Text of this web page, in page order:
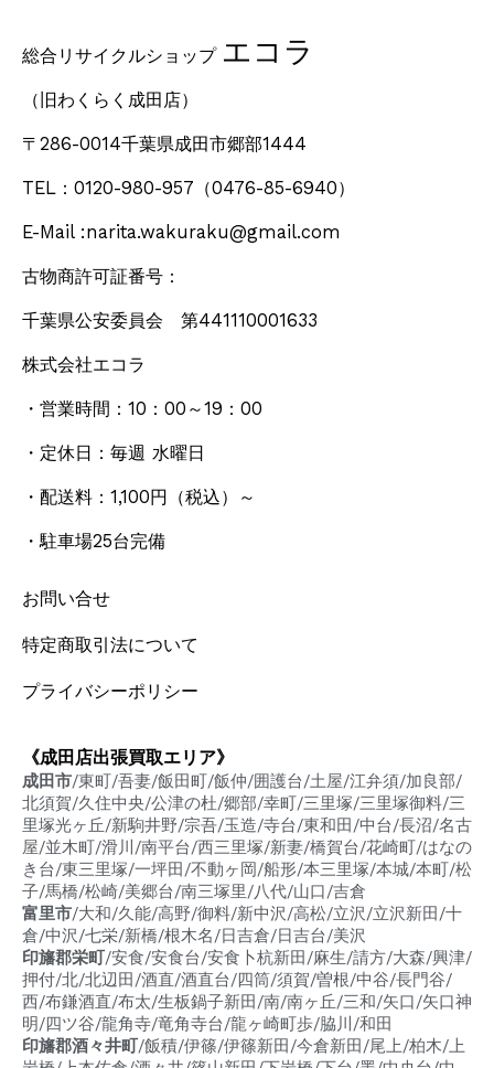
総合リサイクルショップ エコラ
（旧わくらく成田店）
〒286-0014千葉県成田市郷部1444
TEL：0120-980-957 （0476-85-6940）
E-Mail :narita.wakuraku@gmail.com
古物商許可証番号：
千葉県公安委員会 第441110001633
株式会社エコラ
・営業時間：10：00～19：00
・定休日：毎週 水曜日
・配送料：1,100円 （税込） ～
・駐車場25台完備
お問い合せ
特定商取引法について
プライバシーポリシー
《成田店出張買取エリア》
成田市/東町/吾妻/飯田町/飯仲/囲護台/土屋/江弁須/加良部/
北須賀/久住中央/公津の杜/郷部/幸町/三里塚/三里塚御料/三
里塚光ヶ丘/新駒井野/宗吾/玉造/寺台/東和田/中台/長沼/名古
屋/並木町/滑川/南平台/西三里塚/新妻/橋賀台/花崎町/はなの
き台/東三里塚/一坪田/不動ヶ岡/船形/本三里塚/本城/本町/松
子/馬橋/松崎/美郷台/南三塚里/八代/山口/吉倉
富里市/大和/久能/高野/御料/新中沢/高松/立沢/立沢新田/十
倉/中沢/七栄/新橋/根木名/日吉倉/日吉台/美沢
印旛郡栄町/安食/安食台/安食卜杭新田/麻生/請方/大森/興津/
押付/北/北辺田/酒直/酒直台/四筒/須賀/曽根/中谷/長門谷/
西/布鎌酒直/布太/生板鍋子新田/南/南ヶ丘/三和/矢口/矢口神
明/四ツ谷/龍角寺/竜角寺台/龍ヶ崎町歩/脇川/和田
印旛郡酒々井町/飯積/伊篠/伊篠新田/今倉新田/尾上/柏木/上